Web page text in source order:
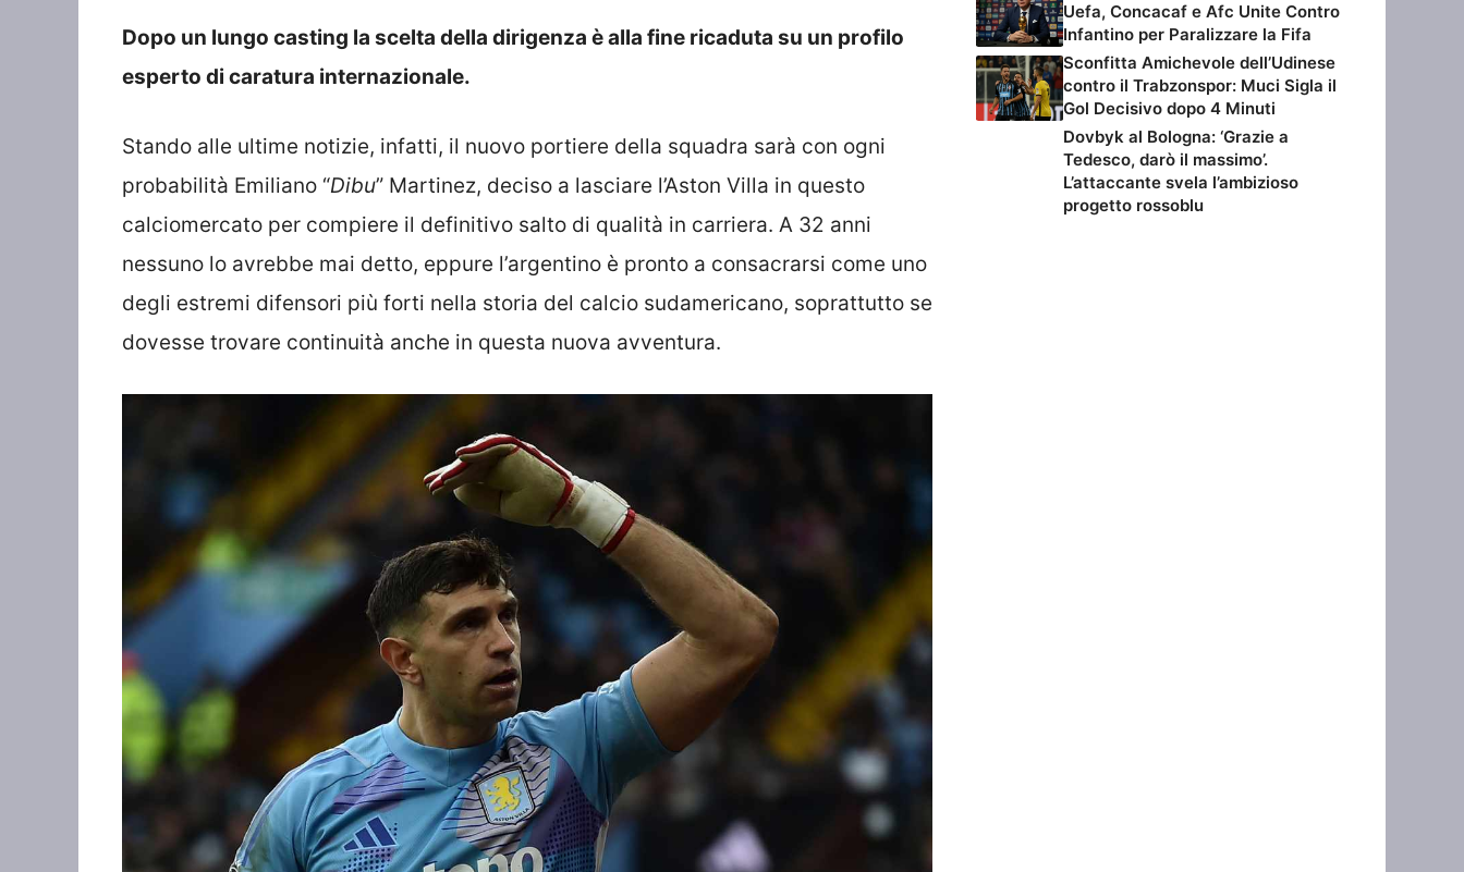
Dopo un lungo casting la scelta della dirigenza è alla fine ricaduta su un profilo
esperto di caratura internazionale.
Stando alle ultime notizie, infatti, il nuovo portiere della squadra sarà con ogni
probabilità Emiliano “Dibu” Martinez, deciso a lasciare l’Aston Villa in questo
calciomercato per compiere il definitivo salto di qualità in carriera. A 32 anni
nessuno lo avrebbe mai detto, eppure l’argentino è pronto a consacrarsi come uno
degli estremi difensori più forti nella storia del calcio sudamericano, soprattutto se
dovesse trovare continuità anche in questa nuova avventura.
Uefa, Concacaf e Afc Unite Contro
Infantino per Paralizzare la Fifa
Sconfitta Amichevole dell’Udinese
contro il Trabzonspor: Muci Sigla il
Gol Decisivo dopo 4 Minuti
Dovbyk al Bologna: ‘Grazie a
Tedesco, darò il massimo’.
L’attaccante svela l’ambizioso
progetto rossoblu